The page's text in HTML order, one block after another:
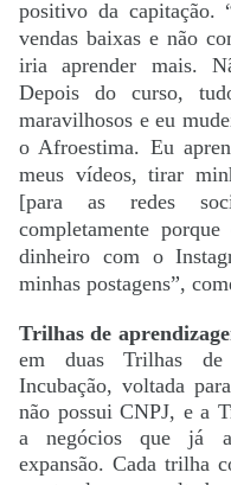
positivo da capitação.
vendas baixas e não
iria aprender mais.
Depois do curso,
maravilhosos e eu
o Afroestima. Eu
meus vídeos, tirar
[para as redes
completamente
dinheiro com o
minhas postagens”,
Trilhas de
em duas Trilhas
Incubação, voltada
não possui CNPJ, e a
a negócios que já
expansão. Cada trilha